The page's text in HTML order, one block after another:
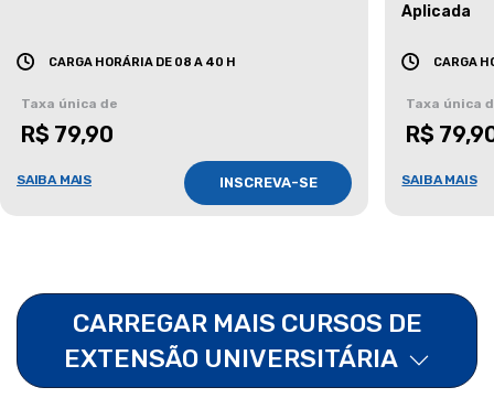
CARGA HORÁRIA DE 08 A 40 H
Taxa única de
R$ 79,90
SAIBA MAIS INSCREVA-SE
Aplicada
CARGA
Taxa única
R$
SAIBA MAIS
CARREGAR MAIS CURSOS DE
EXTENSÃO UNIVERSITÁRIA